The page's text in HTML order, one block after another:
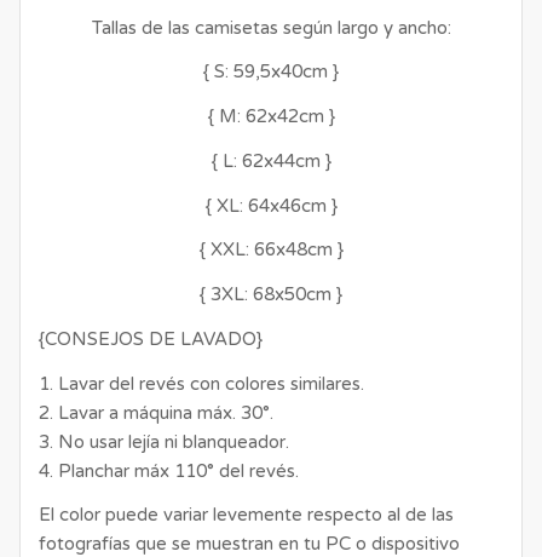
Tallas de las camisetas según largo y ancho:
{ S: 59,5x40cm }
{ M: 62x42cm }
{ L: 62x44cm }
{ XL: 64x46cm }
{ XXL: 66x48cm }
{ 3XL: 68x50cm }
{CONSEJOS DE LAVADO}
1. Lavar del revés con colores similares.
2. Lavar a máquina máx. 30°.
3. No usar lejía ni blanqueador.
4. Planchar máx 110° del revés.
El color puede variar levemente respecto al de las
fotografías que se muestran en tu PC o dispositivo